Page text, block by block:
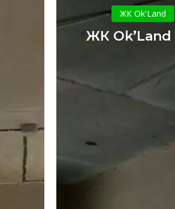
Ok’Land
ЖК Ok'Land
ЖК Ok’Land